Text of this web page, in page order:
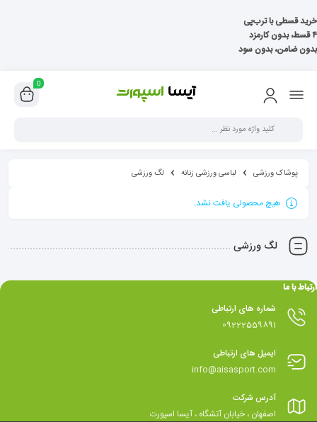
خرید قسطی با ترب‌پی
۴ قسط، بدون کارمزد
بدون ضامن، بدون سود
0
پوشاک ورزشی لباسی ورزشی زنانه لگ ورزشی
لگ ورزشی
هیچ محصولی یافت نشد.
ارتباط با ما
شماره های ارتباطی
09222559891
ایمیل های ارتباطی
info@aisasport.com
آدرس شرکت
اصفهان ، خیابان آتشگاه ، آیسا اسپورت